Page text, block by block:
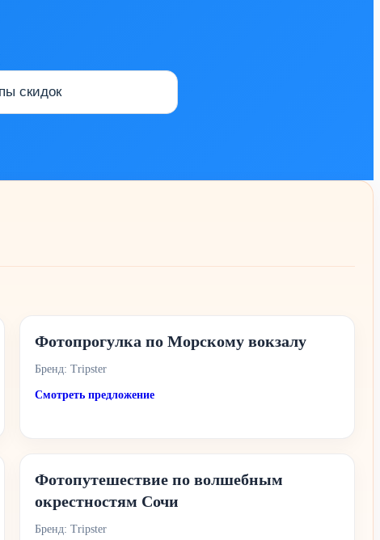
Фотопрогулка по Морскому вокзалу
Бренд: Tripster
Смотреть предложение
Фотопутешествие по волшебным
окрестностям Сочи
Бренд: Tripster